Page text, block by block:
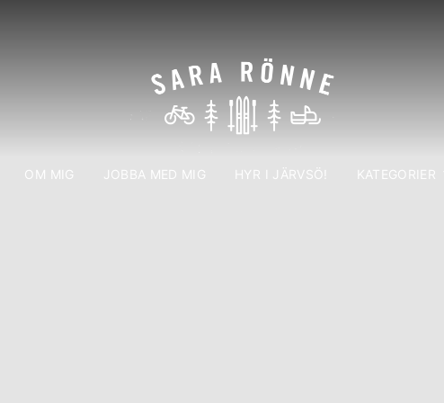
OM MIG JOBBA MED MIG HYR I JÄRVSÖ! KATEGORIER